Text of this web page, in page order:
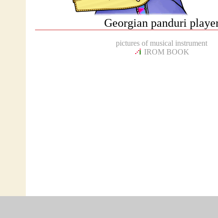
Georgian panduri
pictures of musical instrument
IROM BOOK